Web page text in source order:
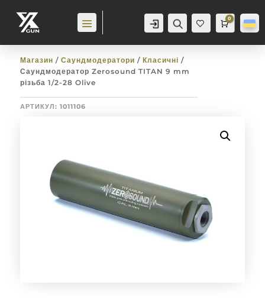
Аккаунт Пошук
Баж
анн
Cart
0
0,0грн
Магазин / Саундмодератори / Класичні /
Саундмодератор Zerosound TITAN 9 mm
різьба 1/2-28 Olive
АРТИКУЛ: 1011106